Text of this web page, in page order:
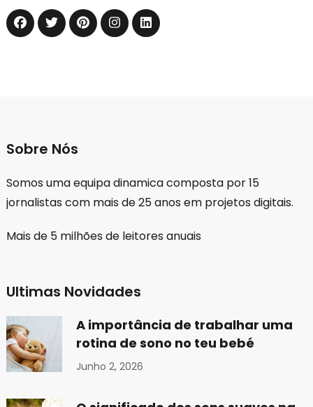
Sobre Nós
Somos uma equipa dinamica composta por 15
jornalistas com mais de 25 anos em projetos digitais.
Mais de 5 milhões de leitores anuais
Ultimas Novidades
A importância de trabalhar uma
rotina de sono no teu bebé
Junho 2, 2026